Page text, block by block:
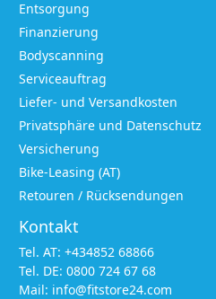
Entsorgung
Finanzierung
Bodyscanning
Serviceauftrag
Liefer- und Versandkosten
Privatsphäre und Datenschutz
Versicherung
Bike-Leasing (AT)
Retouren / Rücksendungen
Kontakt
Tel. AT: +434852 68866
Tel. DE: 0800 724 67 68
Mail: info@fitstore24.com